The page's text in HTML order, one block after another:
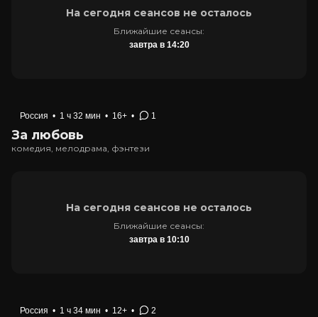
На сегодня сеансов не осталось
Ближайшие сеансы:
завтра в 14:20
Россия • 1 ч 32 мин • 16+ • 1
За любовь
комедия, мелодрама, фэнтези
На сегодня сеансов не осталось
Ближайшие сеансы:
завтра в 10:10
Россия • 1 ч 34 мин • 12+ • 2